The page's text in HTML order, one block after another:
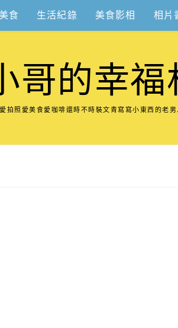
食 生活紀錄 美食影相 相片
哥的幸福
照愛美食愛咖啡還時不時裝文青寫寫小東西的老